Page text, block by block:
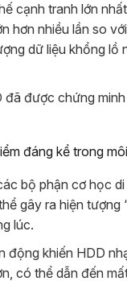
cạnh tranh lớn
hơn nhiều lần so
dữ liệu khổng
đã được chứng
đáng kể trong
bộ phận cơ học
gây ra hiện tượng
lúc.
động khiến HDD
có thể dẫn đến